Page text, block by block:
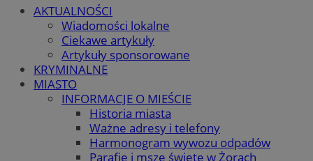
AKTUALNOŚCI
Wiadomości lokalne
Ciekawe artykuły
Artykuły sponsorowane
KRYMINALNE
MIASTO
INFORMACJE O MIEŚCIE
Historia miasta
Ważne adresy i telefony
Harmonogram wywozu odpadów
Parafie i msze święte w Żorach